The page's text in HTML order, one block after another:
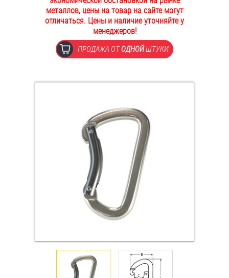
ОПЛАТА И ДОСТАВКА
Втулки
Заклепки (Гайки-Заклепки)
Крюки, кольца с метрической резьбой
Крюки, кольца с шурупной резьбой
Оснастка и аксессуары для яхт
металлов, цены на товар на сайте могут
отличаться. Цены и наличие уточняйте у
менеджеров!
ПРОДАЖА ОТОДНОЙШТУКИ